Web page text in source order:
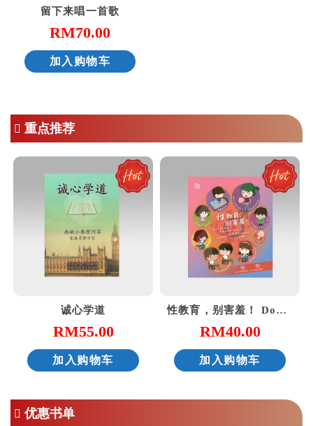
留下来唱一首歌
RM70.00
加入购物车
重点推荐
诚心学道
RM55.00
加入购物车
性教育，别害羞！ Don’t Be Shy: A Friendly Guide to Sex Education
RM40.00
加入购物车
优惠书单